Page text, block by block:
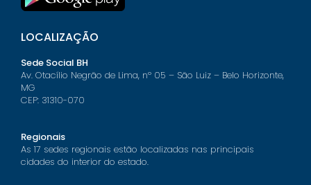
LOCALIZAÇÃO
Sede Social BH
Av. Otacílio Negrão de Lima, nº 05 – São Luiz – Belo Horizonte,
MG
CEP: 31310-070
Regionais
As 17 sedes regionais estão localizadas nas principais
cidades do interior do estado.